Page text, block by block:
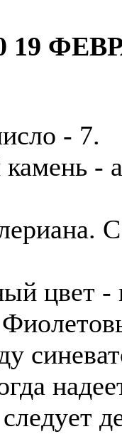
- 7.
-
цвет